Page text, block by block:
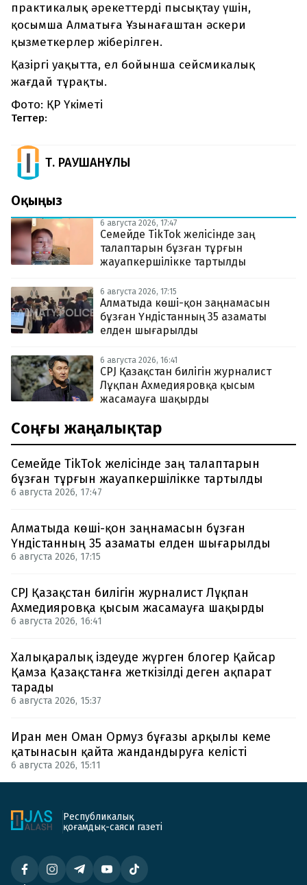
практикалық әрекеттерді пысықтау үшін,
қосымша Алматыға Ұзынағаштан әскери
қызметкерлер жіберілген.
Қазіргі уақытта, ел бойынша сейсмикалық
жағдай тұрақты.
Фото: ҚР Үкіметі
Тегтер:
Т. РАУШАНҰЛЫ
Оқыңыз
6 августа 2026, 17:47
Семейде TikTok желісінде заң
талаптарын бұзған тұрғын
жауапкершілікке тартылды
6 августа 2026, 17:15
Алматыда көші-қон заңнамасын
бұзған Үндістанның 35 азаматы
елден шығарылды
6 августа 2026, 16:41
CPJ Қазақстан билігін журналист
Лұқпан Ахмедияровқа қысым
жасамауға шақырды
Соңғы жаңалықтар
Семейде TikTok желісінде заң талаптарын
бұзған тұрғын жауапкершілікке тартылды
6 августа 2026, 17:47
Алматыда көші-қон заңнамасын бұзған
Үндістанның 35 азаматы елден шығарылды
6 августа 2026, 17:15
CPJ Қазақстан билігін журналист Лұқпан
Ахмедияровқа қысым жасамауға шақырды
6 августа 2026, 16:41
Халықаралық іздеуде жүрген блогер Қайсар
Қамза Қазақстанға жеткізілді деген ақпарат
тарады
6 августа 2026, 15:37
Иран мен Оман Ормуз бұғазы арқылы кеме
қатынасын қайта жандандыруға келісті
6 августа 2026, 15:11
Республикалық
қоғамдық-саяси газеті